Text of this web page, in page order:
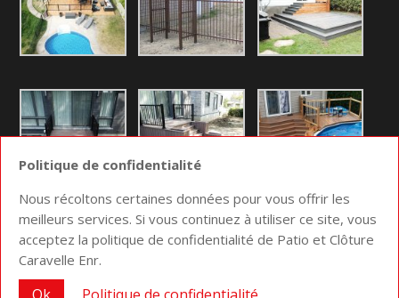
Conception site web Medialogue © 2026 | Optimisez
Accueil La compagnie Plan du site
Politique de confidentialité
Nous récoltons certaines données pour vous offrir les
meilleurs services. Si vous continuez à utiliser ce site, vous
acceptez la politique de confidentialité de Patio et Clôture
Caravelle Enr.